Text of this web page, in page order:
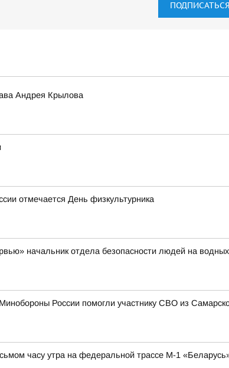
ПОДПИСАТЬСЯ
Андрея Крылова
отмечается День физкультурника
начальник отдела безопасности людей на
России помогли участнику СВО из
часу утра на федеральной трассе М-1